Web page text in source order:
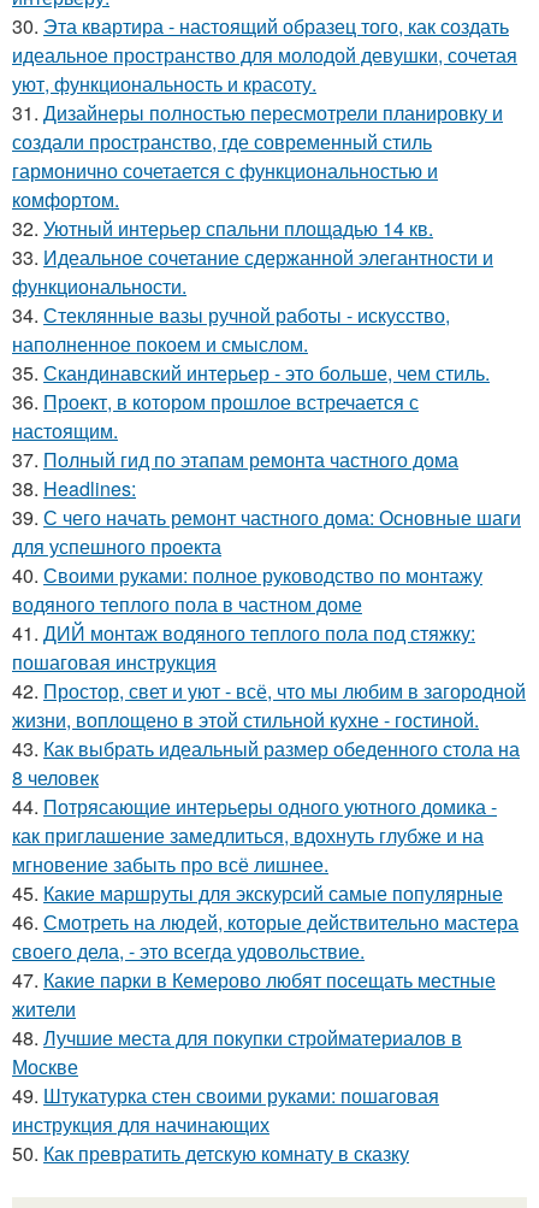
30. Эта квартира - настоящий образец того, как создать
идеальное пространство для молодой девушки, сочетая
уют, функциональность и красоту.
31. Дизайнеры полностью пересмотрели планировку и
создали пространство, где современный стиль
гармонично сочетается с функциональностью и
комфортом.
32. Уютный интерьер спальни площадью 14 кв.
33. Идеальное сочетание сдержанной элегантности и
функциональности.
34. Стеклянные вазы ручной работы - искусство,
наполненное покоем и смыслом.
35. Скандинавский интерьер - это больше, чем стиль.
36. Проект, в котором прошлое встречается с
настоящим.
37. Полный гид по этапам ремонта частного дома
38. Headlines:
39. С чего начать ремонт частного дома: Основные шаги
для успешного проекта
40. Своими руками: полное руководство по монтажу
водяного теплого пола в частном доме
41. ДИЙ монтаж водяного теплого пола под стяжку:
пошаговая инструкция
42. Простор, свет и уют - всё, что мы любим в загородной
жизни, воплощено в этой стильной кухне - гостиной.
43. Как выбрать идеальный размер обеденного стола на
8 человек
44. Потрясающие интерьеры одного уютного домика -
как приглашение замедлиться, вдохнуть глубже и на
мгновение забыть про всё лишнее.
45. Какие маршруты для экскурсий самые популярные
46. Смотреть на людей, которые действительно мастера
своего дела, - это всегда удовольствие.
47. Какие парки в Кемерово любят посещать местные
жители
48. Лучшие места для покупки стройматериалов в
Москве
49. Штукатурка стен своими руками: пошаговая
инструкция для начинающих
50. Как превратить детскую комнату в сказку